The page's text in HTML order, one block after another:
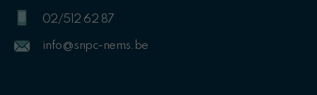
02/512 62 87
info@snpc-nems.be